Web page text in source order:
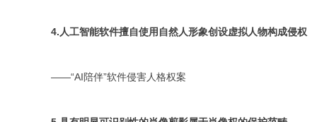
4.人工智能软件擅自使用自然人形象创设虚拟人物构成侵权
——“AI陪伴”软件侵害人格权案